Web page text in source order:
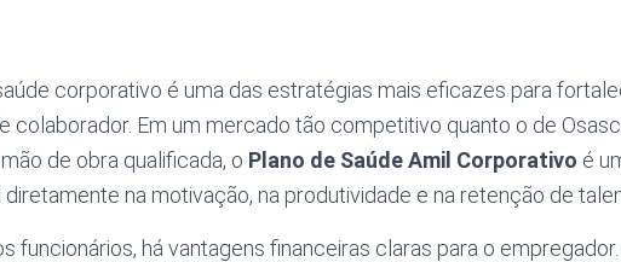
corporativo é uma das estratégias mais eficazes para
colaborador. Em um mercado tão competitivo quanto o de
de obra qualificada, o Plano de Saúde Amil Corporativo é
na motivação, na produtividade e na retenção de
funcionários, há vantagens financeiras claras para o